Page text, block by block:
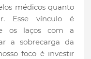
médicos quanto
Esse vínculo é
os laços com a
a sobrecarga da
foco é investir